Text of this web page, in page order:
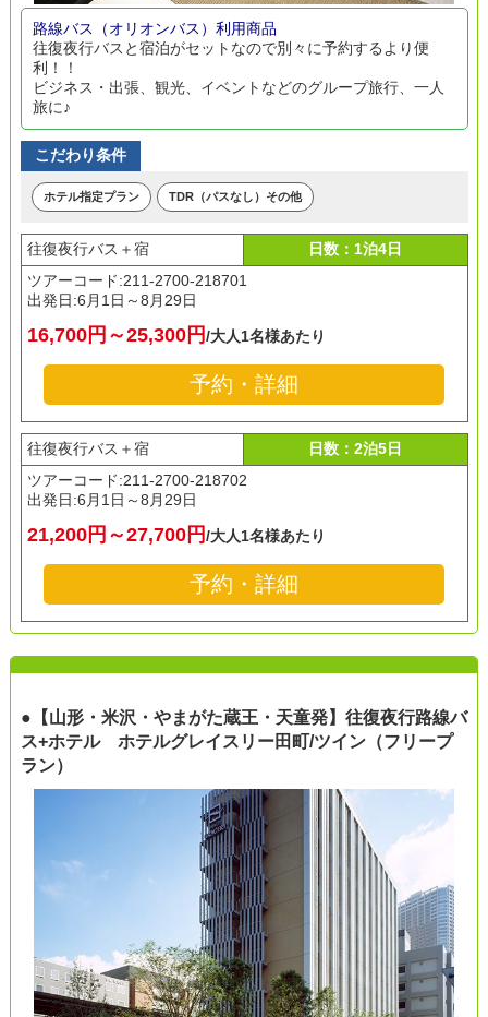
路線バス（オリオンバス）利用商品
往復夜行バスと宿泊がセットなので別々に予約するより便
利！！
ビジネス・出張、観光、イベントなどのグループ旅行、一人
旅に♪
こだわり条件
ホテル指定プラン TDR（パスなし）その他
往復夜行バス＋宿
日数：1泊4日
ツアーコード:211-2700-218701
出発日:6月1日～8月29日
16,700円～25,300円/大人1名様あたり
予約・詳細
往復夜行バス＋宿
日数：2泊5日
ツアーコード:211-2700-218702
出発日:6月1日～8月29日
21,200円～27,700円/大人1名様あたり
予約・詳細
●【山形・米沢・やまがた蔵王・天童発】往復夜行路線バ
ス+ホテル ホテルグレイスリー田町/ツイン（フリープ
ラン）